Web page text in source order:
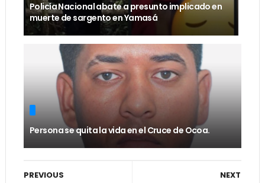
Policía Nacional abate a presunto implicado en
muerte de sargento en Yamasá
Persona se quita la vida en el Cruce de Ocoa.
NEXT
PREVIOUS